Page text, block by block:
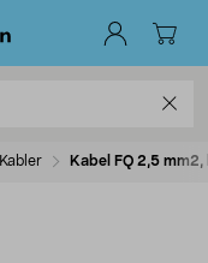
Kabler Kabel FQ 2,5 mm2,